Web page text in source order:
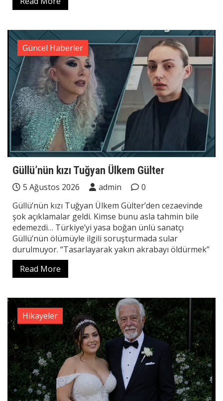
Güncel Haberler
Güllü’nün kızı Tuğyan Ülkem Gülter
5 Ağustos 2026 admin
0
Güllü’nün kızı Tuğyan Ülkem Gülter’den cezaevinde
şok açıklamalar geldi. Kimse bunu asla tahmin bile
edemezdi… Türkiye’yi yasa boğan ünlü sanatçı
Güllü’nün ölümüyle ilgili soruşturmada sular
durulmuyor. “Tasarlayarak yakın akrabayı öldürmek”
Read More
Hikayeler